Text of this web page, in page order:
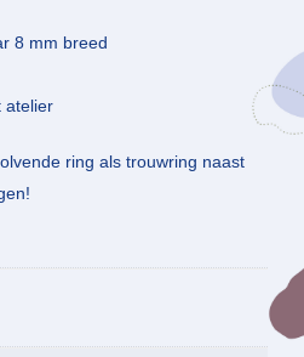
8 mm breed
atelier
ring als trouwring naast